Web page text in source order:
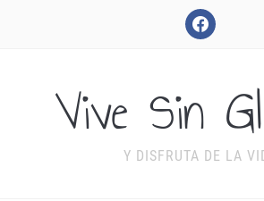
facebook
Vive Sin
Y DISFRUTA DE LA